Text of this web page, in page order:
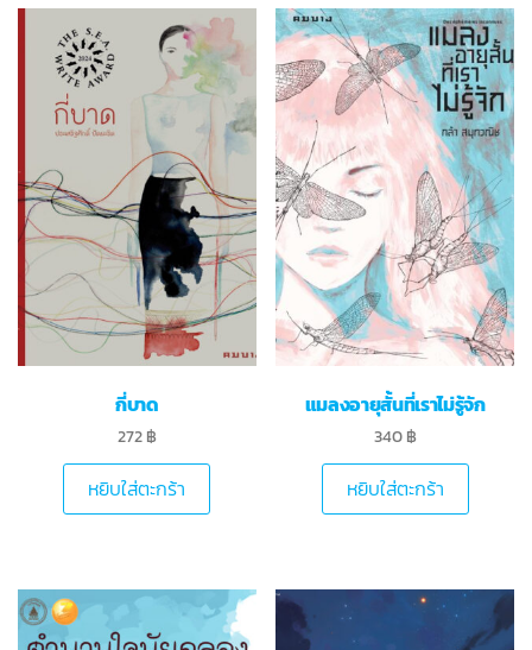
กี่บาด
272 ฿
หยิบใส่ตะกร้า
แมลงอายุสั้นที่เราไม่รู้จัก
340 ฿
หยิบใส่ตะกร้า